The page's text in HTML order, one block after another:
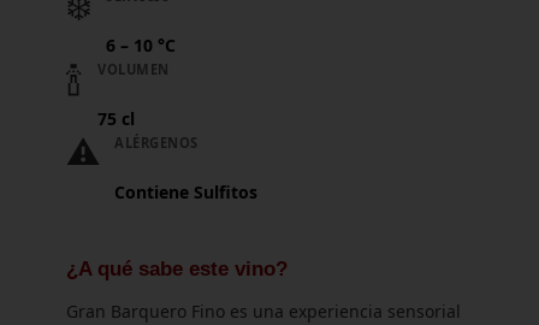
6 – 10 °C
🍾 VOLUMEN
75 cl
⚠️ ALÉRGENOS
Contiene Sulfitos
¿A qué sabe este vino?
Gran Barquero Fino es una experiencia sensorial